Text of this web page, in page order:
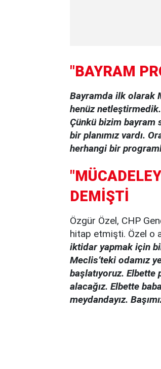
"BAYRAM
Bayramda ilk olarak
henüz
Çünkü bizim bayram
bir planımız vardı.
herhangi bir
DEMİŞTİ
Özgür Özel, CHP
hitap etmişti. Özel o
iktidar yapmak için
Meclis’teki odamız
başlatıyoruz.
alacağız. Elbette
meydandayız.